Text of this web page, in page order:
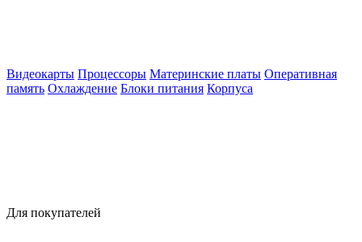
Видеокарты Процессоры Материнские платы Оперативная
память Охлаждение Блоки питания Корпуса
Для покупателей